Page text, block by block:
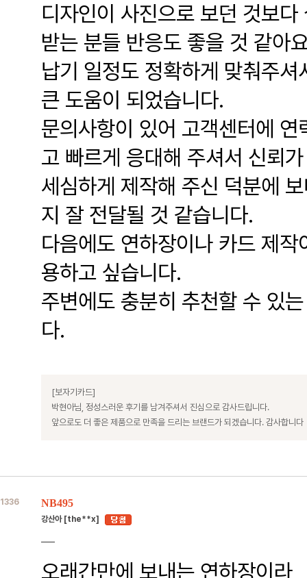
디자인이 사진으로 보던 것보
받는 분들 반응도 좋을 것 같아
납기 일정도 정확하게 맞춰주
큰 도움이 되었습니다.
문의사항이 있어 고객센터에 연
고 빠르게 응대해 주셔서 신뢰
세심하게 제작해 주신 덕분에
지 잘 전달될 것 같습니다.
다음에도 연하장이나 카드 제
용하고 싶습니다.
주변에도 충분히 추천할 수 있
다.
[보자기카드]
박현아님, 정성스러운 후기를 남겨주셔서 진심으로 감사드립니다.
앞으로도 더 좋은 제품으로 만족을 드리는 브랜드가 되겠습니다. 감사합니다
1336 NB495
강산아 [the**x]
오래간만에 보내는 연하장이라